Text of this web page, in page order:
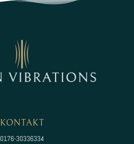
KONTAKT
0176-30336334